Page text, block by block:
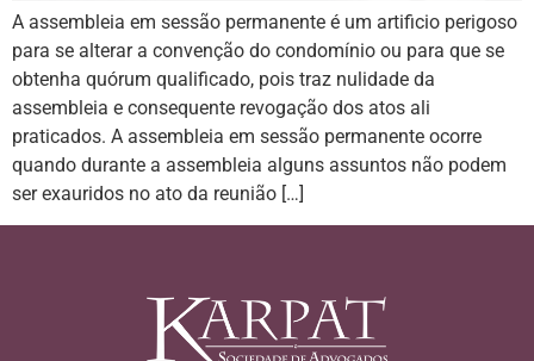
A assembleia em sessão permanente é um artificio perigoso
para se alterar a convenção do condomínio ou para que se
obtenha quórum qualificado, pois traz nulidade da
assembleia e consequente revogação dos atos ali
praticados. A assembleia em sessão permanente ocorre
quando durante a assembleia alguns assuntos não podem
ser exauridos no ato da reunião […]